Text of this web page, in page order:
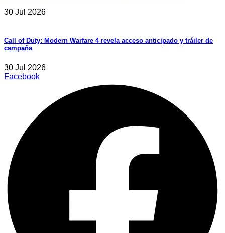
30 Jul 2026
Call of Duty: Modern Warfare 4 revela acceso anticipado y tráiler de
campaña
30 Jul 2026
Facebook